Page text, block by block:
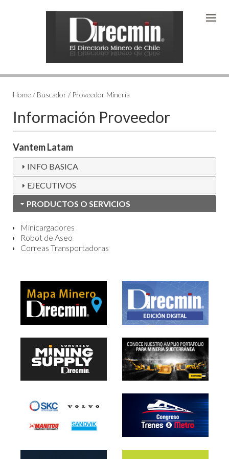
Home / Buscador / Proveedor Minería
Información Proveedor
Vantem Latam
INFO BASICA
EJECUTIVOS
PRODUCTOS O SERVICIOS
Minicargadores
Robot de Aseo
Correas Transportadoras